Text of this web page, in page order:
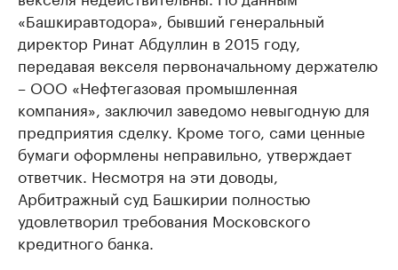
«Башкиравтодора», бывший генеральный
директор Ринат Абдуллин в 2015 году,
передавая векселя первоначальному держателю
– ООО «Нефтегазовая промышленная
компания», заключил заведомо невыгодную для
предприятия сделку. Кроме того, сами ценные
бумаги оформлены неправильно, утверждает
ответчик. Несмотря на эти доводы,
Арбитражный суд Башкирии полностью
удовлетворил требования Московского
кредитного банка.